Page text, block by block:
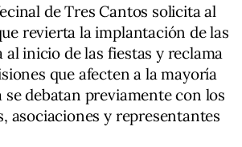
de Tres Cantos solicita al
revierta la implantación de las
al inicio de las fiestas y reclama
que afecten a la mayoría
se debatan previamente con los
asociaciones y representantes